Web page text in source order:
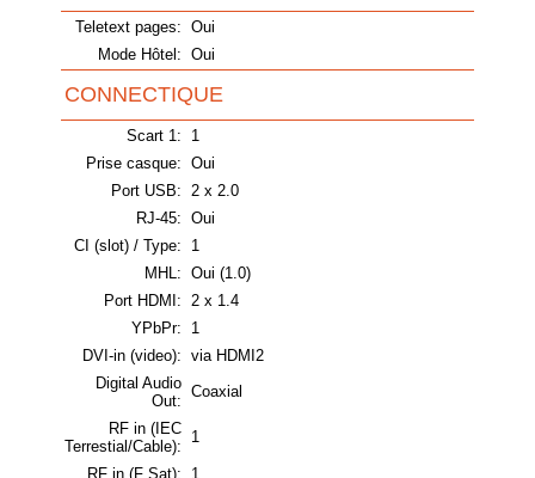
Teletext pages: Oui
Mode Hôtel: Oui
CONNECTIQUE
Scart 1:
1
Prise casque: Oui
Port USB: 2 x 2.0
RJ-45: Oui
CI (slot) / Type:
1
MHL: Oui (1.0)
Port HDMI: 2 x 1.4
YPbPr:
1
DVI-in (video): via HDMI2
Digital Audio
Out:
Coaxial
RF in (IEC
Terrestial/Cable):
1
RF in (F Sat):
1